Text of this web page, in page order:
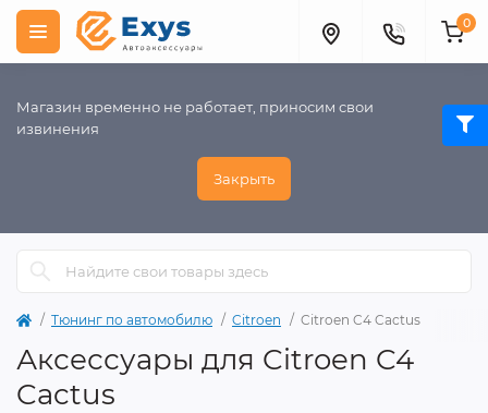
Магазин временно не работает, приносим свои
извинения
Закрыть
0
Тюнинг по автомобилю Citroen Citroen C4 Cactus
Аксессуары для Citroen C4
Cactus